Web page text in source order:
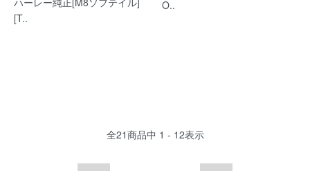
[T..
O..
全21商品中 1 - 12表示